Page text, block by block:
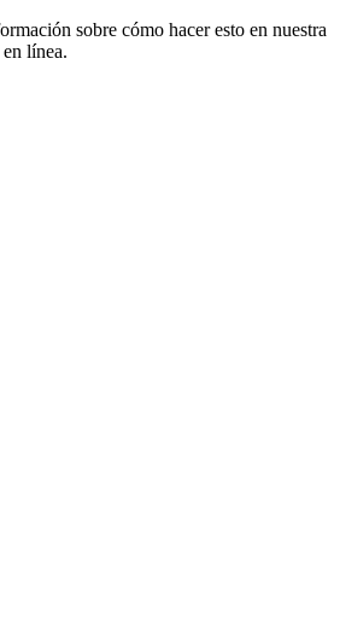
sobre cómo hacer esto en nuestra
línea.